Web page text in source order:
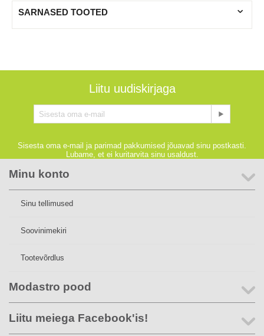
SARNASED TOOTED
Liitu uudiskirjaga
Sisesta oma e-mail ja parimad pakkumised jõuavad sinu postkasti.
Lubame, et ei kuritarvita sinu usaldust.
Minu konto
Sinu tellimused
Soovinimekiri
Tootevõrdlus
Modastro pood
Liitu meiega Facebook'is!